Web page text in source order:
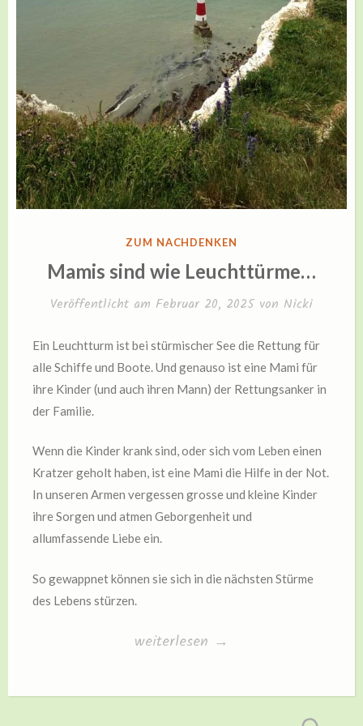
VERÖFFENTLICHT
ZUM NACHDENKEN
Mamis sind wie Leuchttürme…
Veröffentlicht am Februar 20, 2025von Nicki
Ein Leuchtturm ist bei stürmischer See die Rettung für
alle Schiffe und Boote. Und genauso ist eine Mami für
ihre Kinder (und auch ihren Mann) der Rettungsanker in
der Familie.
Wenn die Kinder krank sind, oder sich vom Leben einen
Kratzer geholt haben, ist eine Mami die Hilfe in der Not.
In unseren Armen vergessen grosse und kleine Kinder
ihre Sorgen und atmen Geborgenheit und
allumfassende Liebe ein.
So gewappnet können sie sich in die nächsten Stürme
des Lebens stürzen.
„Mamis
wie
weiterlesen →